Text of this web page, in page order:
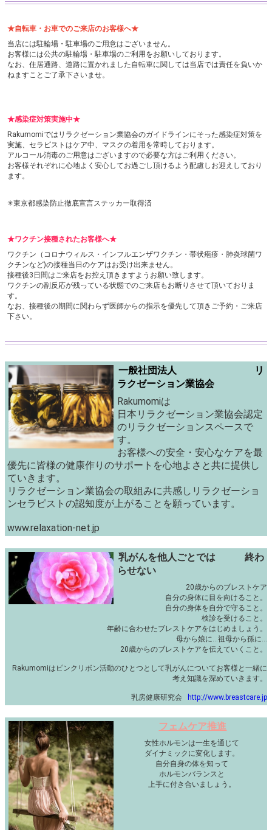
★自転車・お車でのご来店のお客様へ★
当店には駐輪場・駐車場のご用意はございません。
お客様には公共の駐輪場・駐車場のご利用をお願いしております。
なお、住居通路、道路に置かれました自転車に関しては当店では責任を負いか
ねますことご了承下さいませ。
★感染症対策実施中★
Rakumomiではリラクゼーション業協会のガイドラインにそった感染症対策を
実施、セラピストはケア中、マスクの着用を常時しております。
アルコール消毒のご用意はございますので必要な方はご利用ください。
お客様それぞれに心地よく安心してお過ごし頂けるよう配慮しお迎えしており
ます。
✳東京都感染防止徹底宣言ステッカー取得済
★ワクチン接種されたお客様へ★
ワクチン（コロナウィルス・インフルエンザワクチン・帯状疱疹・肺炎球菌ワ
クチンなど)の接種当日のケアはお受け出来ません。
接種後3日間はご来店をお控え頂きますようお願い致します。
ワクチンの副反応が残っている状態でのご来店もお断りさせて頂いておりま
す。
なお、接種後の期間に関わらず医師からの指示を優先して頂きご予約・ご来店
下さい。
一般社団法人 リ
ラクゼーション業協会
Rakumomiは
日本リラクゼーション業協会認定
のリラクゼーションスペースで
す。
お客様への安全・安心なケアを最
優先に皆様の健康作りのサポートを心地よさと共に提供し
ていきます。
リラクゼーション業協会の取組みに共感しリラクゼーショ
ンセラピストの認知度が上がることを願っています。
www.relaxation-net.jp
乳がんを他人ごとでは 終わ
らせない
20歳からのブレストケア
自分の身体に目を向けること。
自分の身体を自分で守ること。
検診を受けること。
年齢に合わせたブレストケアをはじめましょう。
母から娘に…祖母から孫に…
20歳からのブレストケアを伝えていくこと。
Rakumomiはピンクリボン活動のひとつとして乳がんについてお客様と一緒に
考え知識を深めていきます。
乳房健康研究会 http://www.breastcare.jp
フェムケア推進
女性ホルモンは一生を通じて
ダイナミックに変化します。
自分自身の体を知って
ホルモンバランスと
上手に付き合いましょう。